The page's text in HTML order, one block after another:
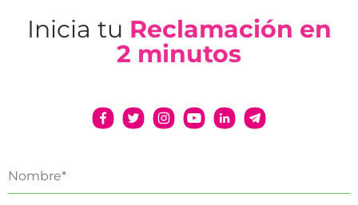
Inicia tu Reclamación en
2 minutos